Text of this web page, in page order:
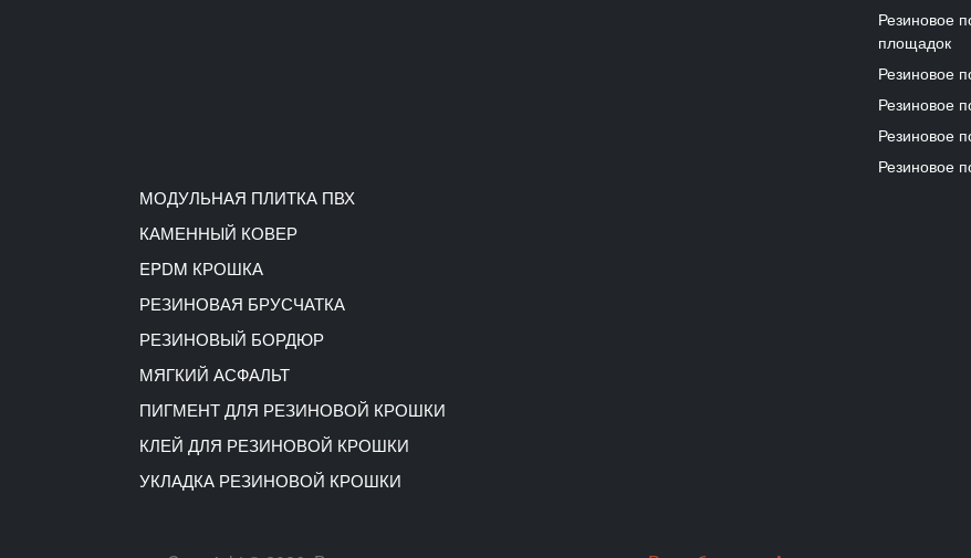
Резиновое
площадок
Резиновое
Резиновое
Резиновое
Резиновое
МОДУЛЬНАЯ ПЛИТКА ПВХ
КАМЕННЫЙ КОВЕР
EPDM КРОШКА
РЕЗИНОВАЯ БРУСЧАТКА
РЕЗИНОВЫЙ БОРДЮР
МЯГКИЙ АСФАЛЬТ
ПИГМЕНТ ДЛЯ РЕЗИНОВОЙ КРОШКИ
КЛЕЙ ДЛЯ РЕЗИНОВОЙ КРОШКИ
УКЛАДКА РЕЗИНОВОЙ КРОШКИ